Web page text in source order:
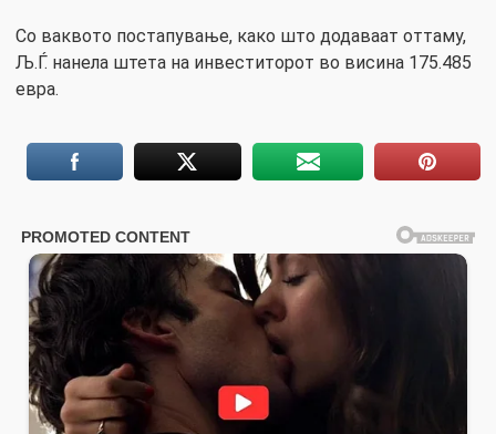
Со ваквото постапување, како што додаваат оттаму,
Љ.Ѓ. нанела штета на инвеститорот во висина 175.485
евра.